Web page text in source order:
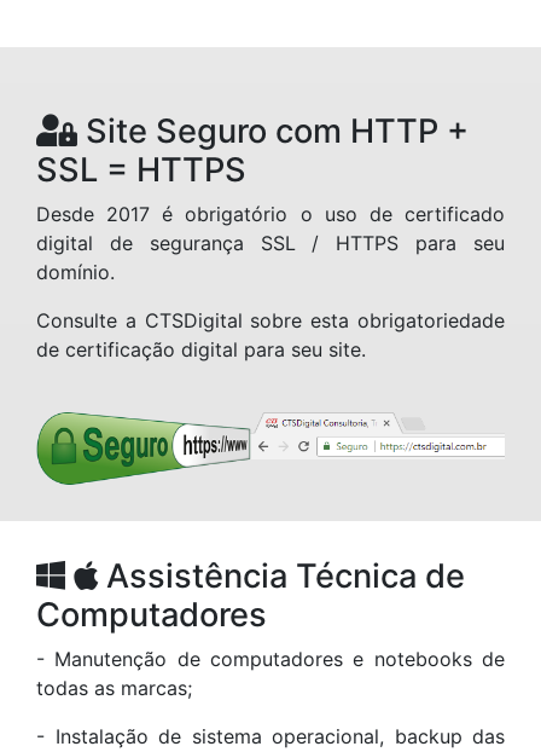
Site Seguro com HTTP +
SSL = HTTPS
Desde 2017 é obrigatório o uso de certificado
digital de segurança SSL / HTTPS para seu
domínio.
Consulte a CTSDigital sobre esta obrigatoriedade
de certificação digital para seu site.
Assistência Técnica de
Computadores
- Manutenção de computadores e notebooks de
todas as marcas;
- Instalação de sistema operacional, backup das